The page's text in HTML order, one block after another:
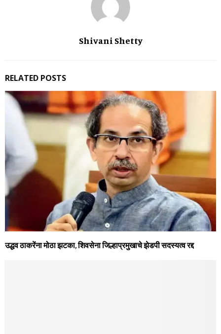
Shivani Shetty
RELATED POSTS
उद्धव ठाकरेंना मोठा झटका, शिवसेना जिल्हाप्रमुखाचे झेडपी सदस्यत्व रद्द